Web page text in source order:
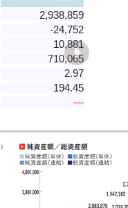
2,938,859
-24,752
10,881
710,065
2.97
194.45
―